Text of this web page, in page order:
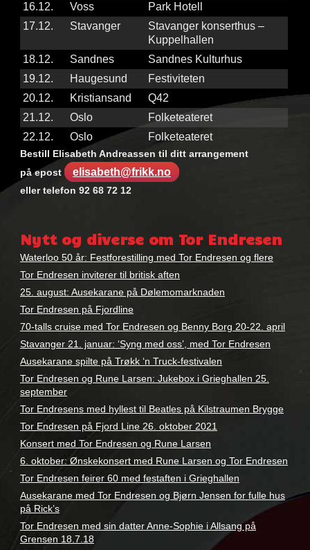
16.12.
Voss
Park Hotell
17.12.
Stavanger
Stavanger konserthus –
Kuppelhallen
18.12.
Sandnes
Sandnes Kulturhus
19.12.
Haugesund
Festiviteten
20.12.
Kristiansand
Q42
21.12.
Oslo
Folketeateret
22.12.
Oslo Folketeateret
Bestill Elisabeth Andreassen til ditt arrangement
på epost
elisabeth@frikk.no
eller telefon 92 68 72 12
Andreassen
tor
endresen
Nytt og diverse om Tor Endresen
Waterloo 50 år: Festforestilling med Tor Endresen og flere
Tor Endresen inviterer til britisk aften
25. august: Ausekarane på Dølemomarknaden
Tor Endresen på Fjordline
70-talls cruise med Tor Endresen og Benny Borg 20-22. april
Stavanger 21. januar: ‘Syng med oss’, med Tor Endresen
Ausekarane spilte på Trøkk ‘n Truck-festivalen
Tor Endresen og Rune Larsen: Jukebox i Grieghallen 25.
september
Tor Endresens med hyllest til Beatles på Kilstraumen Brygge
Tor Endresen på Fjord Line 26. oktober 2021
Konsert med Tor Endresen og Rune Larsen
6. oktober: Ønskekonsert med Rune Larsen og Tor Endresen
Tor Endresen feirer 60 med festaften i Grieghallen
Ausekarane med Tor Endresen og Bjørn Jensen for fulle hus
på Rick’s
Tor Endresen med sin datter Anne-Sophie i Allsang på
Grensen 18.7.18